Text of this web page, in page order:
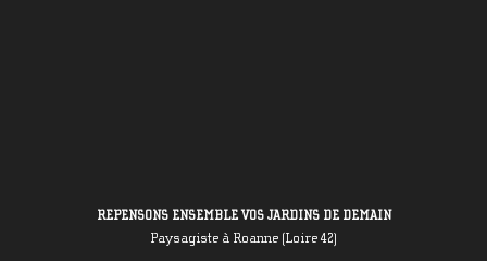
REPENSONS ENSEMBLE VOS JARDINS DE DEMAIN
Paysagiste à Roanne (Loire 42)